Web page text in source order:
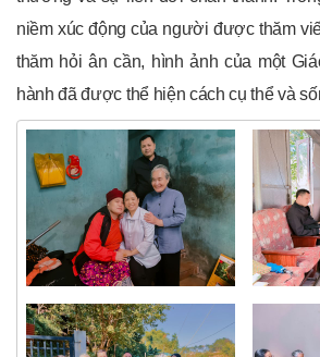
niềm xúc động của người được thăm
thăm hỏi ân cần, hình ảnh của một
hành đã được thể hiện cách cụ thể và